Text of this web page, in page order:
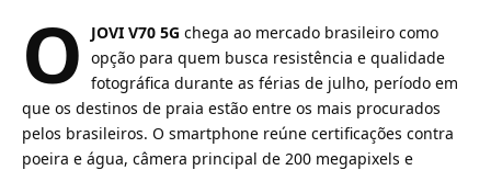
O JOVI V70 5G chega ao mercado brasileiro como
opção para quem busca resistência e qualidade
fotográfica durante as férias de julho, período em
que os destinos de praia estão entre os mais procurados
pelos brasileiros. O smartphone reúne certificações contra
poeira e água, câmera principal de 200 megapixels e